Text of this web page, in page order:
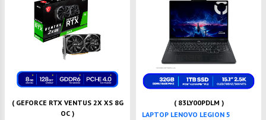
( GEFORCE RTX VENTUS 2X XS 8G
OC )
( 83LY00PDLM )
LAPTOP LENOVO LEGION 5